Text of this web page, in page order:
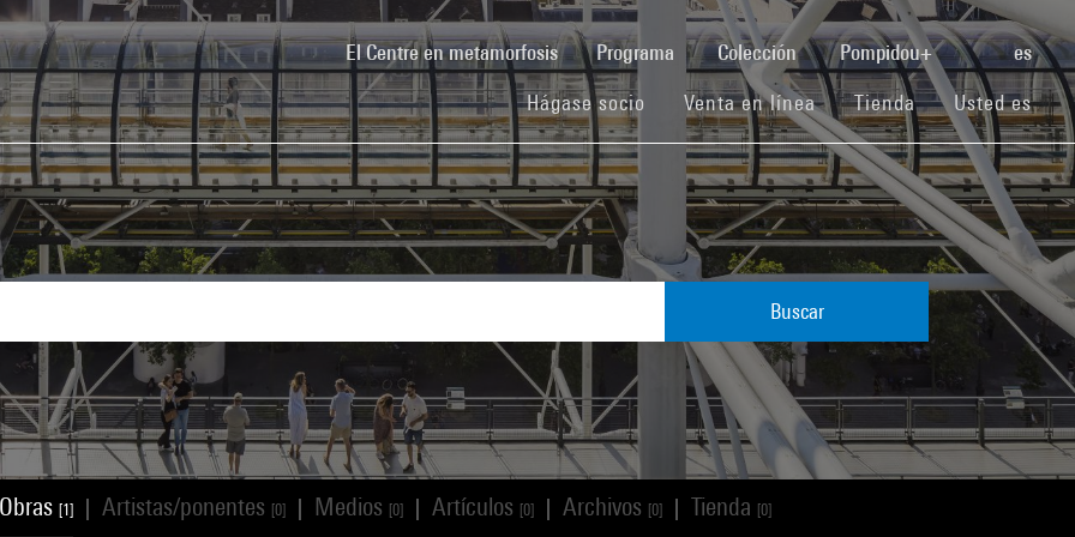
El Centre en metamorfosis(current)Programa Colección Pompidou+ es
Hágase socio (current)
Venta en línea(current)
Tienda(current)Usted es
Buscar
Obras [1] Artistas/ponentes [0] Medios [0] Artículos [0] Archivos [0] Tienda [0]